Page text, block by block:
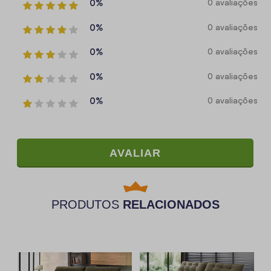
0% 0 avaliações
0% 0 avaliações
0% 0 avaliações
0% 0 avaliações
0% 0 avaliações
AVALIAR
PRODUTOS RELACIONADOS